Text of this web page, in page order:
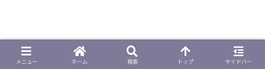
メニュー ホーム 検索 トップ サイドバー